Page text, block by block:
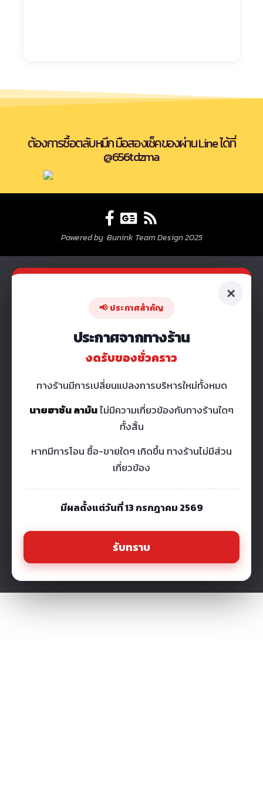
ต้องการซื้อตลับหมึก มือสองเช็คของผ่าน Line ได้ที่
@656tdzma
Powered by Bunink Team Design 2025
×
📢 ประกาศสำคัญ
ประกาศจากทางร้าน
งดรับของชั่วคราว
ทางร้านมีการเปลี่ยนแปลงการบริหารใหม่ทั้งหมด
นายฮาซัน ลามันไม่มีความเกี่ยวข้องกับทางร้านใดๆ
ทั้งสิ้น
หากมีการโอน ซื้อ-ขายใดๆ เกิดขึ้น ทางร้านไม่มีส่วน
เกี่ยวข้อง
มีผลตั้งแต่วันที่ 13 กรกฎาคม 2569
รับทราบ